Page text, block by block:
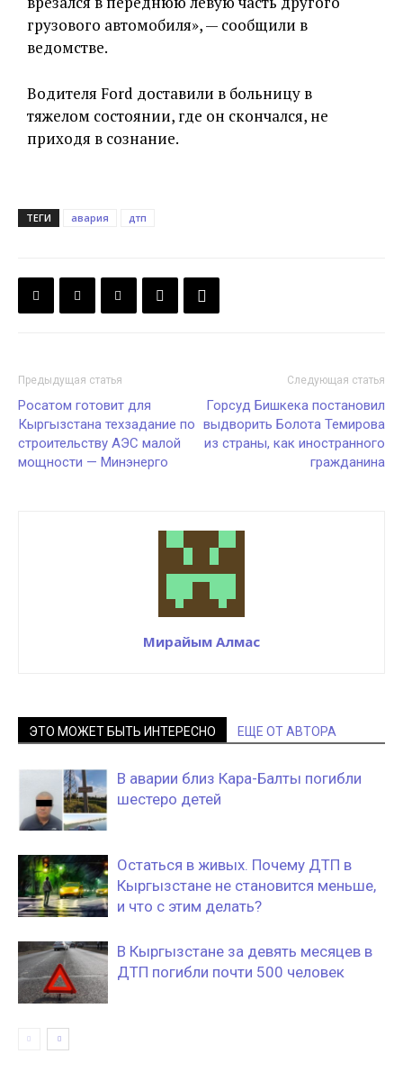
грузового автомобиля», — сообщили в
ведомстве.
Водителя Ford доставили в больницу в
тяжелом состоянии, где он скончался, не
приходя в сознание.
ТЕГИ авария дтп
Предыдущая статья
Росатом готовит для
Кыргызстана техзадание по
строительству АЭС малой
мощности — Минэнерго
Следующая статья
Горсуд Бишкека постановил
выдворить Болота Темирова
из страны, как иностранного
гражданина
Мирайым Алмас
ЭТО МОЖЕТ БЫТЬ ИНТЕРЕСНО ЕЩЕ ОТ АВТОРА
В аварии близ Кара-Балты погибли
шестеро детей
Остаться в живых. Почему ДТП в
Кыргызстане не становится меньше,
и что с этим делать?
В Кыргызстане за девять месяцев в
ДТП погибли почти 500 человек